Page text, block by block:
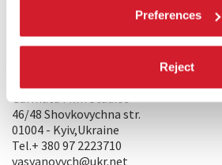
Preferences
Reject
ecologico, che la guerra ha già causato.
PRODUZIONE/DISTRIBUZIONE
46/48 Shovkovychna str.
01004 - Kyiv,Ukraine
Tel.+ 380 97 2223710
vasyanovych@ukr.net